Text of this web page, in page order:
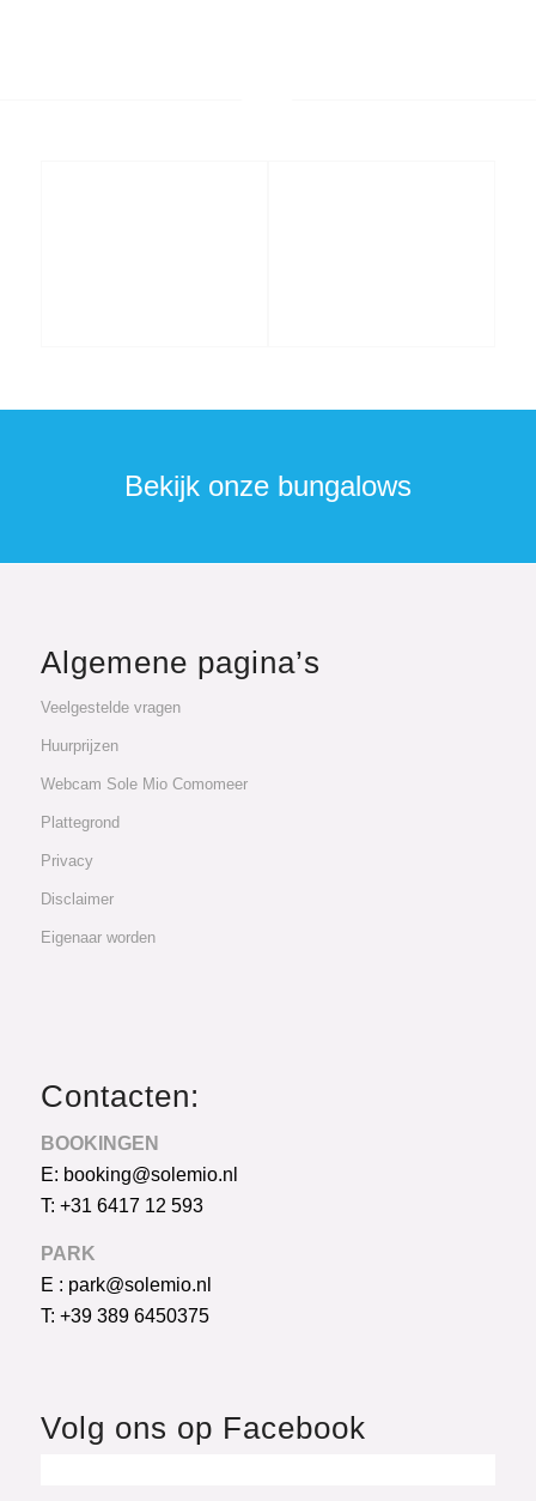
Bekijk onze bungalows
Algemene pagina’s
Veelgestelde vragen
Huurprijzen
Webcam Sole Mio Comomeer
Plattegrond
Privacy
Disclaimer
Eigenaar worden
Contacten:
BOOKINGEN
E: booking@solemio.nl
T: +31 6417 12 593
PARK
E : park@solemio.nl
T: +39 389 6450375
Volg ons op Facebook